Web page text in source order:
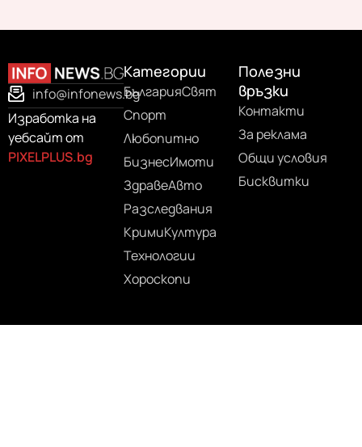
info@infonews.bg
Изработка на
уебсайт от
PIXELPLUS.bg
Категории
БългарияСвят
Спорт
Любопитно
БизнесИмоти
ЗдравеАвто
Разследвания
КримиКултура
Технологии
Хороскопи
Полезни
връзки
Контакти
За реклама
Общи условия
Бисквитки